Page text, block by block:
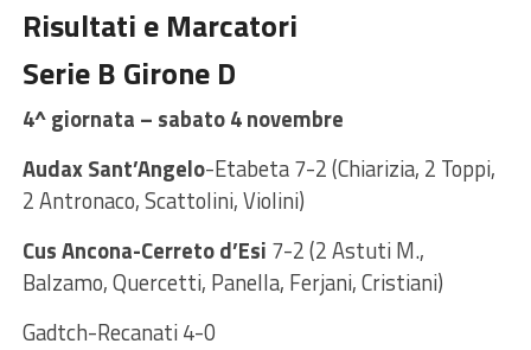
Risultati e Marcatori
Serie B Girone D
4^ giornata – sabato 4 novembre
Audax Sant’Angelo-Etabeta 7-2 (Chiarizia, 2 Toppi,
2 Antronaco, Scattolini, Violini)
Cus Ancona-Cerreto d’Esi 7-2 (2 Astuti M.,
Balzamo, Quercetti, Panella, Ferjani, Cristiani)
Gadtch-Recanati 4-0